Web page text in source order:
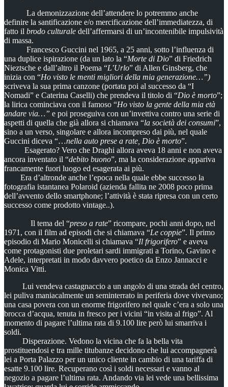
La demonizzazione dell’attendere lo potremmo anche
definire la santificazione e/o mercificazione dell’immediatezza, di
fatto il brodo culturale dell’affermarsi di un’incontenibile impulsività
di massa.
Francesco Guccini nel 1965, a 25 anni, sotto l’influenza di
una duplice ispirazione (da un lato la “Morte di Dio” di Friedrich
Nieztsche e dall’altro il Poema “L’Urlo” di Allen Ginsberg, che
inizia con “Ho visto le menti migliori della mia generazione…”)
scriveva la sua prima canzone (portata poi al successo da “I
Nomadi” e Caterina Caselli) che prendeva il titolo di “Dio è morto”;
la lirica cominciava con il famoso “Ho visto la gente della mia età
andare via…” e poi proseguiva con un’invettiva contro una serie di
aspetti di quella che già allora si chiamava “la società dei consumi”,
sino a un verso, singolare e allora incompreso dai più, nel quale
Guccini diceva “…nella auto prese a rate, Dio è morto”.
Esagerato? Vero che Draghi allora aveva 18 anni e non aveva
ancora inventato il “debito buono”, ma la considerazione appariva
francamente fuori luogo ed esagerata ai più.
Era d’altronde anche l’epoca nella quale ebbe successo la
fotografia istantanea Polaroid (azienda fallita ne 2008 poco prima
dell’avvento dello smartphone; l’attività è stata ripresa con un certo
successo come prodotto vintage..).
Il tema del “preso a rate” ricompare, pochi anni dopo, nel
1971, con il film ad episodi che si chiamava “Le coppie”. Il primo
episodio di Mario Monicelli si chiamava “Il frigorifero” e aveva
come protagonisti due proletari sardi immigrati a Torino, Gavino e
Adele, interpretati in modo davvero poetico da Enzo Jannacci e
Monica Vitti.
Lui vendeva castagnaccio a un angolo di una strada del centro,
lei puliva maniacalmente un seminterrato in periferia dove vivevano;
una casa povera con un enorme frigorifero nel quale c’era a solo una
brocca d’acqua, tenuta in fresco per i vicini “in visita al frigo”. Al
momento di pagare l’ultima rata di 9.100 lire però lui smarriva i
soldi.
Disperazione. Vedono la vicina che fa la bella vita
prostituendosi e tra mille titubanze decidono che lui accompagnerà
lei a Porta Palazzo per un unico cliente in cambio di una tariffa di
esatte 9.100 lire. Recuperano così i soldi necessari e vanno al
negozio a pagare l’ultima rata. Andando via lei vede una bellissima